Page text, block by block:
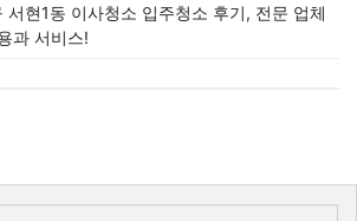
서현1동 이사청소 입주청소 후기, 전문 업체
과 서비스!